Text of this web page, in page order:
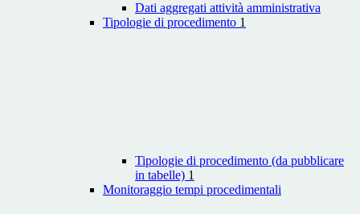
Dati aggregati attività amministrativa
Tipologie di procedimento 1
Tipologie di procedimento (da pubblicare
in tabelle) 1
Monitoraggio tempi procedimentali